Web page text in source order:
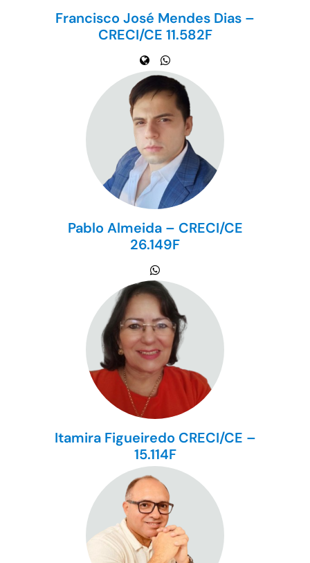
Francisco José Mendes Dias –
CRECI/CE 11.582F
Pablo Almeida – CRECI/CE
26.149F
Itamira Figueiredo CRECI/CE –
15.114F